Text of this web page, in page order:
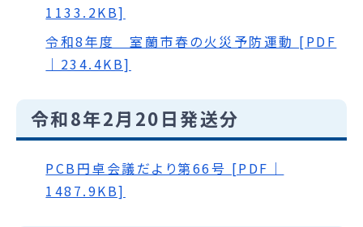
1133.2KB]
令和8年度 室蘭市春の火災予防運動 [PDF
｜234.4KB]
令和8年2月20日発送分
PCB円卓会議だより第66号 [PDF｜
1487.9KB]